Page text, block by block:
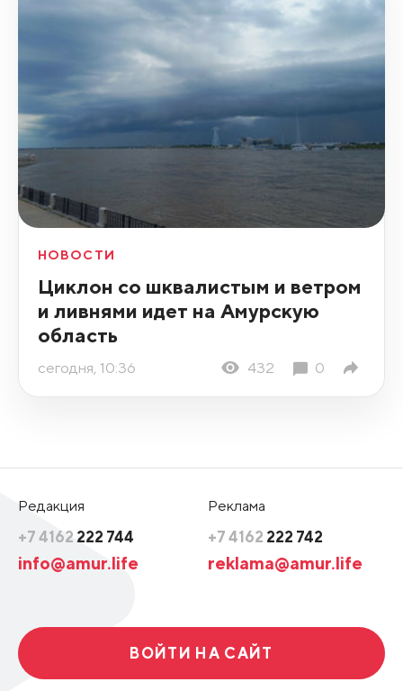
НОВОСТИ
Циклон со шквалистым и ветром
и ливнями идет на Амурскую
область
сегодня, 10:36 432 0
Редакция
+7 4162 222 744
info@amur.life
Реклама
+7 4162 222 742
reklama@amur.life
ВОЙТИ НА САЙТ